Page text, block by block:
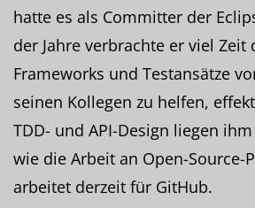
hatte es als Committer der
der Jahre verbrachte er viel Zeit
Frameworks und Testansätze
seinen Kollegen zu helfen,
TDD- und API-Design liegen
wie die Arbeit an Open-Source-
arbeitet derzeit für GitHub.